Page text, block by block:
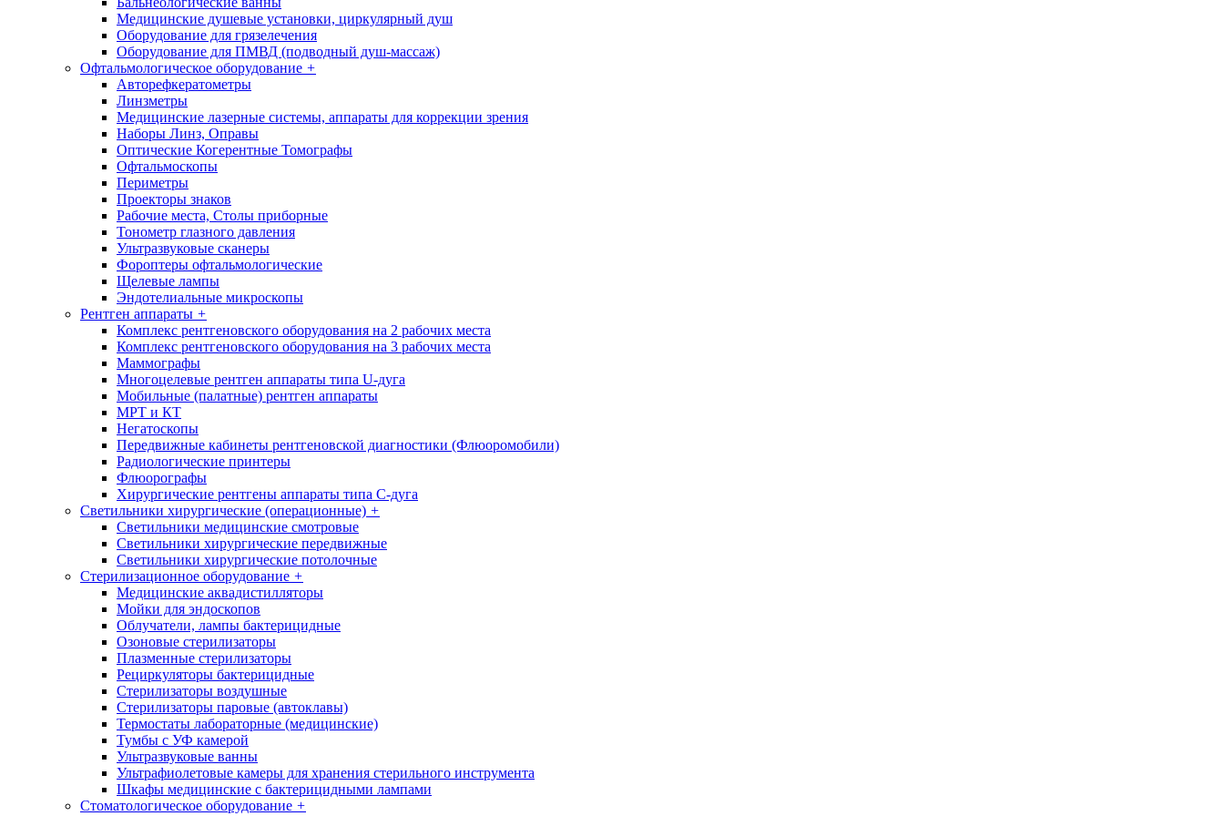
Медицинские душевые установки, циркулярный душ
Оборудование для грязелечения
Оборудование для ПМВД (подводный душ-массаж)
Офтальмологическое оборудование +
Авторефкератометры
Линзметры
Медицинские лазерные системы, аппараты для коррекции зрения
Наборы Линз, Оправы
Оптические Когерентные Томографы
Офтальмоскопы
Периметры
Проекторы знаков
Рабочие места, Столы приборные
Тонометр глазного давления
Ультразвуковые сканеры
Фороптеры офтальмологические
Щелевые лампы
Эндотелиальные микроскопы
Рентген аппараты +
Комплекс рентгеновского оборудования на 2 рабочих места
Комплекс рентгеновского оборудования на 3 рабочих места
Маммографы
Многоцелевые рентген аппараты типа U-дуга
Мобильные (палатные) рентген аппараты
МРТ и КТ
Негатоскопы
Передвижные кабинеты рентгеновской диагностики (Флюоромобили)
Радиологические принтеры
Флюорографы
Хирургические рентгены аппараты типа С-дуга
Светильники хирургические (операционные) +
Светильники медицинские смотровые
Светильники хирургические передвижные
Светильники хирургические потолочные
Стерилизационное оборудование +
Медицинские аквадистилляторы
Мойки для эндоскопов
Облучатели, лампы бактерицидные
Озоновые стерилизаторы
Плазменные стерилизаторы
Рециркуляторы бактерицидные
Стерилизаторы воздушные
Стерилизаторы паровые (автоклавы)
Термостаты лабораторные (медицинские)
Тумбы с УФ камерой
Ультразвуковые ванны
Ультрафиолетовые камеры для хранения стерильного инструмента
Шкафы медицинские с бактерицидными лампами
Стоматологическое оборудование +